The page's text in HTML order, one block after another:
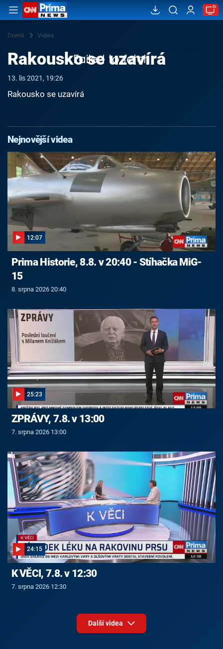
Domů Videa
Failed to fetch
Rakousko se uzavírá
13. lis 2021, 19:26
Rakousko se uzavírá
Nejnovější videa
12:07
Prima Historie, 8.8. v 20:40 - Stíhačka MiG-
15
8. srpna 2026 20:40
25:23
ZPRÁVY, 7.8. v 13:00
7. srpna 2026 13:00
24:15
K VĚCI, 7.8. v 12:30
7. srpna 2026 12:30
Další videa